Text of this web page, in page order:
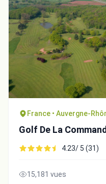
France • Auvergne-
Golf De La
4.23/ 5 (31)
15,181 vues